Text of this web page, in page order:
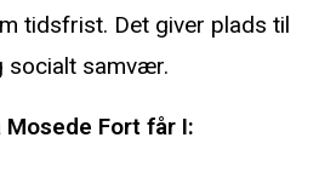
tidsfrist. Det giver plads til
socialt samvær.
Mosede Fort får I: